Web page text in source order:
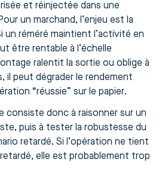
et réinjectée dans une
un marchand, l’enjeu est la
un réméré maintient l’activité en
être rentable à l’échelle
ralentit la sortie ou oblige à
il peut dégrader le rendement
“réussie” sur le papier.
consiste donc à raisonner sur un
puis à tester la robustesse du
retardé. Si l’opération ne tient
elle est probablement trop